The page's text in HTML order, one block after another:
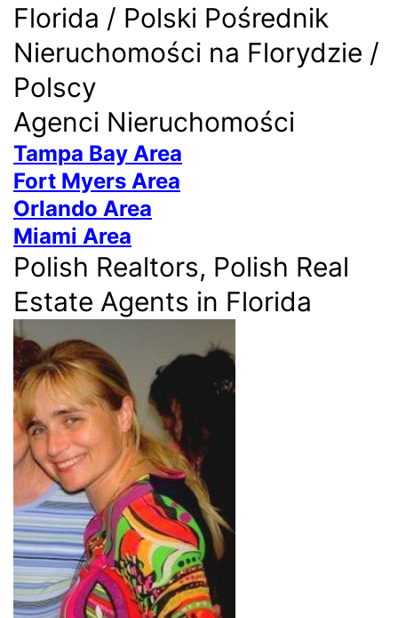
Florida / Polski Pośrednik
Nieruchomości na Florydzie /
Polscy
Agenci Nieruchomości
Tampa Bay Area
Fort Myers Area
Orlando Area
Miami Area
Polish Realtors, Polish Real
Estate Agents in Florida